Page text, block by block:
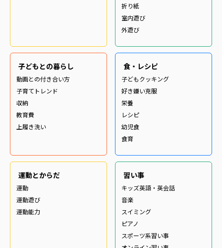
折り紙
室内遊び
外遊び
子どもとの暮らし
動画との付き合い方
子育てトレンド
収納
教育費
上履き洗い
食・レシピ
子どもクッキング
好き嫌い克服
栄養
レシピ
幼児食
食育
運動とからだ
運動
運動遊び
運動能力
習い事
キッズ英語・英会話
音楽
スイミング
ピアノ
スポーツ系習い事